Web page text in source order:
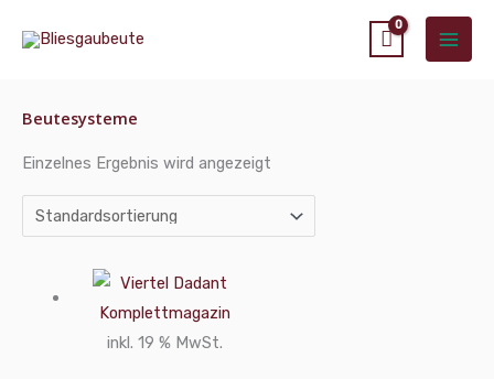
Inhalt
Main
Beutesysteme
Einzelnes Ergebnis wird angezeigt
inkl. 19 % MwSt.